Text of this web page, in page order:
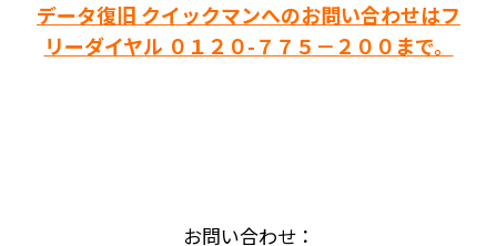
データ復旧 クイックマンへのお問い合わせはフ
リーダイヤル ０１２０-７７５－２００まで。
お問い合わせ：